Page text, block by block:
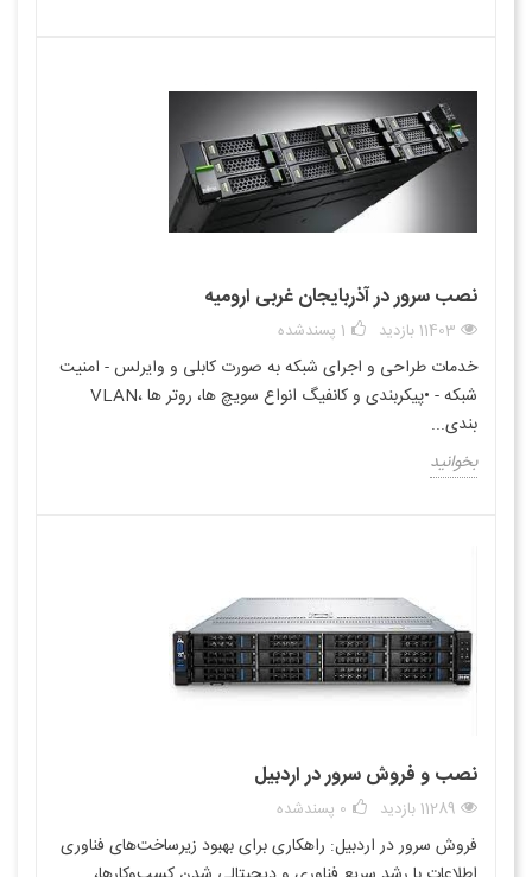
نصب سرور در آذربایجان غربی ارومیه
11403 بازدید 1 پسندشده
خدمات طراحی و اجرای شبکه به صورت کابلی و وایرلس - امنیت
شبکه - •پیکربندی و کانفیگ انواع سویچ ها، روتر ها ،VLAN
بندی...
بخوانید
نصب و فروش سرور در اردبیل
11289 بازدید 0 پسندشده
فروش سرور در اردبیل: راهکاری برای بهبود زیرساخت‌های فناوری